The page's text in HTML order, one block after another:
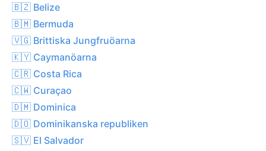
🇧🇿 Belize
🇧🇲 Bermuda
🇻🇬 Brittiska Jungfruöarna
🇰🇾 Caymanöarna
🇨🇷 Costa Rica
🇨🇼 Curaçao
🇩🇲 Dominica
🇩🇴 Dominikanska republiken
🇸🇻 El Salvador